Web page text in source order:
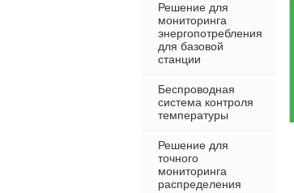
Решение для
мониторинга
энергопотребления
для базовой
станции
Беспроводная
система контроля
температуры
Решение для
точного
мониторинга
распределения